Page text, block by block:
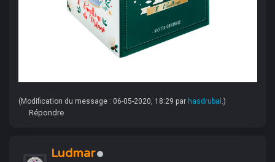
(Modification du message : 06-05-2020, 18:29 par hasdrubal .)
Répondre
Ludmar